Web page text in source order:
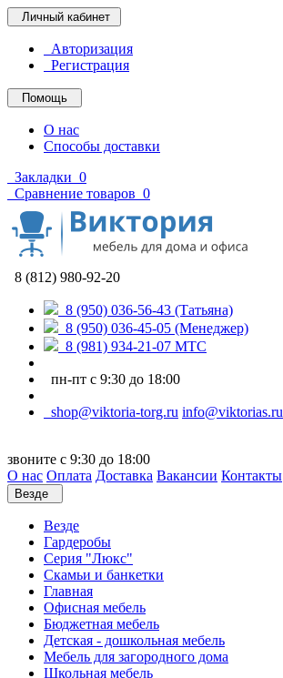
Личный кабинет
Авторизация
Регистрация
Помощь
О нас
Способы доставки
Закладки 0
Сравнение товаров 0
8 (812) 980-92-20
8 (950) 036-56-43 (Татьяна)
8 (950) 036-45-05 (Менеджер)
8 (981) 934-21-07 МТС
пн-пт с 9:30 до 18:00
shop@viktoria-torg.ru info@viktorias.ru
звоните с 9:30 до 18:00
О нас Оплата Доставка Вакансии Контакты
Везде
Везде
Гардеробы
Серия "Люкс"
Скамьи и банкетки
Главная
Офисная мебель
Бюджетная мебель
Детская - дошкольная мебель
Мебель для загородного дома
Школьная мебель